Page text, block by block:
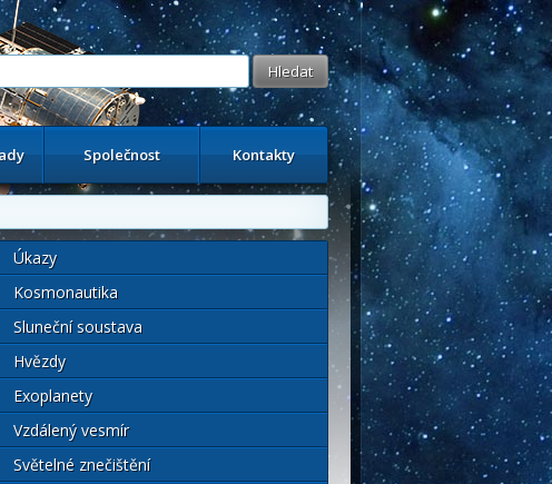
Společnost Kontakty
Úkazy
Kosmonautika
Sluneční soustava
Hvězdy
Exoplanety
Vzdálený vesmír
Světelné znečištění